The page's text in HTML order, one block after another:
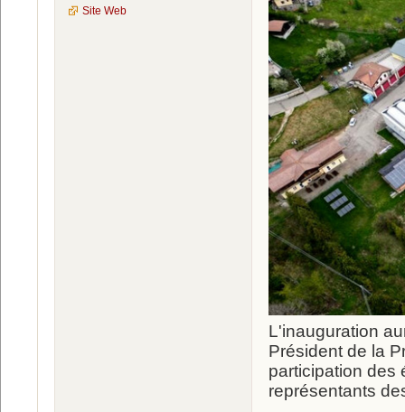
Site Web
L'inauguration
Président de la
participation des
représentants